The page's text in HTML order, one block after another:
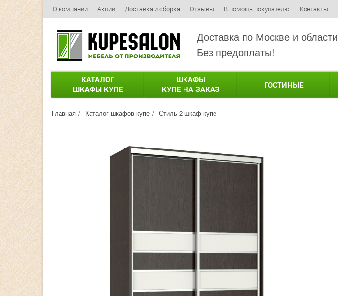
О компании Акции Доставка и сборка Отзывы В помощь покупателю Контакты
Доставка по Москве и области
Без предоплаты!
КАТАЛОГ
ШКАФЫ КУПЕ
ШКАФЫ
КУПЕ НА ЗАКАЗ
ГОСТИНЫЕ
Главная Каталог шкафов-купе Стиль-2 шкаф купе